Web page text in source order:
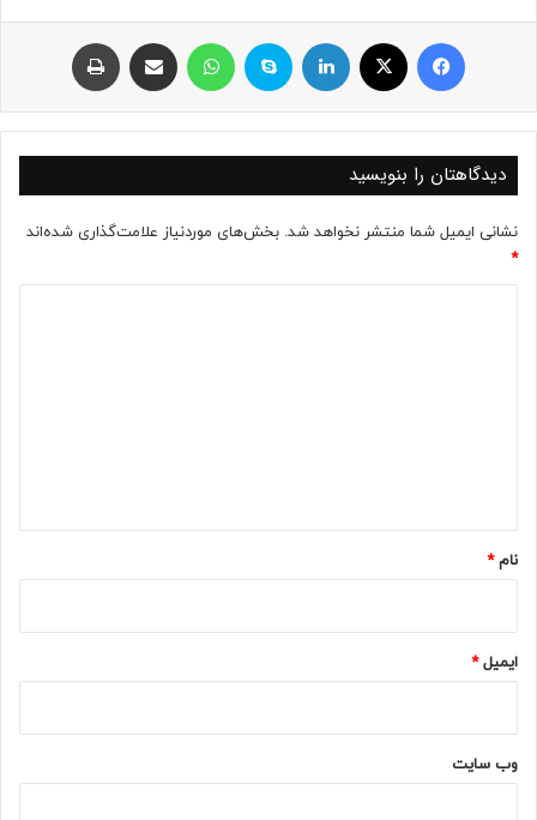
فیسبوک ایکس لینکداین اسکایپ واتس آپ اشتراک با ایمیل
دیدگاهتان را بنویسید
نشانی ایمیل شما منتشر نخواهد شد. بخش‌های موردنیاز علامت‌گذاری شده‌اند
*
نام*
ایمیل*
وب‌ سایت